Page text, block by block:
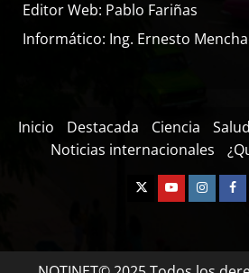
Editor Web: Pablo Fariñas
Informático: Ing. Ernesto
Inicio Destacada Ciencia Salud
Noticias internacionales